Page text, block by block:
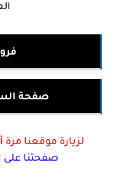
صفحة
لزيارة موقعنا
صفحتنا على